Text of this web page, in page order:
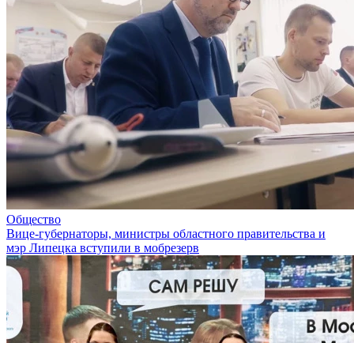
Общество
Вице-губернаторы, министры областного правительства и
мэр Липецка вступили в мобрезерв